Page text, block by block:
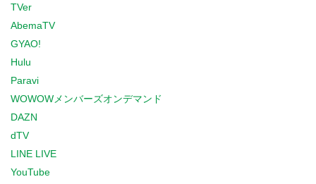
TVer
AbemaTV
GYAO!
Hulu
Paravi
WOWOWメンバーズオンデマンド
DAZN
dTV
LINE LIVE
YouTube